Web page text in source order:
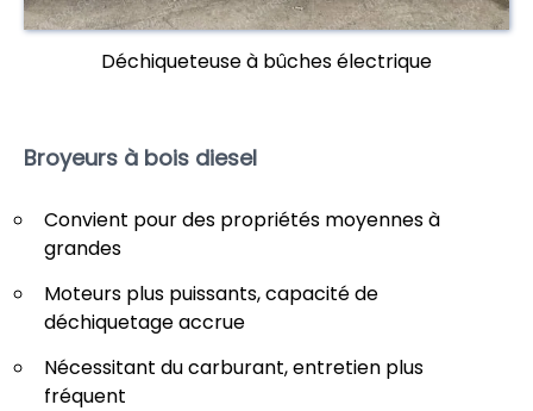
Déchiqueteuse à bûches électrique
Broyeurs à bois diesel
Convient pour des propriétés moyennes à
grandes
Moteurs plus puissants, capacité de
déchiquetage accrue
Nécessitant du carburant, entretien plus
fréquent